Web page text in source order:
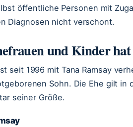
öffentliche Personen mit
Diagnosen nicht verschont.
und Kinder
seit 1996 mit Tana Ramsay
Sohn. Die Ehe gilt in
seiner Größe.